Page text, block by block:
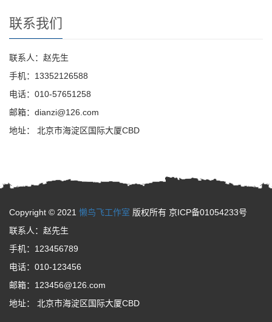
联系我们
联系人：赵先生
手机：13352126588
电话：010-57651258
邮箱：dianzi@126.com
地址： 北京市海淀区国际大厦CBD
Copyright © 2021 懒鸟飞工作室 版权所有 京ICP备01054233号
联系人：赵先生
手机：123456789
电话：010-123456
邮箱：123456@126.com
地址： 北京市海淀区国际大厦CBD